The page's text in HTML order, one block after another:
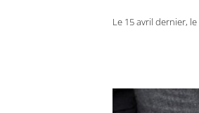
Le 15 avril dernier,